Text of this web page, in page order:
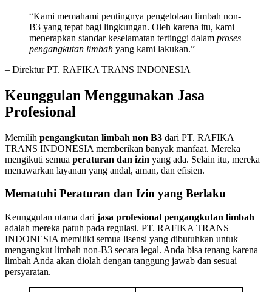
“Kami memahami pentingnya pengelolaan limbah non-
B3 yang tepat bagi lingkungan. Oleh karena itu, kami
menerapkan standar keselamatan tertinggi dalam proses
pengangkutan limbah yang kami lakukan.”
– Direktur PT. RAFIKA TRANS INDONESIA
Keunggulan Menggunakan Jasa
Profesional
Memilih pengangkutan limbah non B3 dari PT. RAFIKA
TRANS INDONESIA memberikan banyak manfaat. Mereka
mengikuti semua peraturan dan izin yang ada. Selain itu, mereka
menawarkan layanan yang andal, aman, dan efisien.
Mematuhi Peraturan dan Izin yang Berlaku
Keunggulan utama dari jasa profesional pengangkutan limbah
adalah mereka patuh pada regulasi. PT. RAFIKA TRANS
INDONESIA memiliki semua lisensi yang dibutuhkan untuk
mengangkut limbah non-B3 secara legal. Anda bisa tenang karena
limbah Anda akan diolah dengan tanggung jawab dan sesuai
persyaratan.